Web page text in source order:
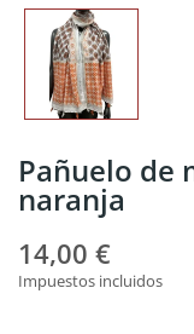
Pañuelo de
naranja
14,00 €
Impuestos incluidos